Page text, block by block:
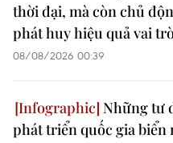
thời đại, mà còn chủ
phát huy hiệu quả vai
08/08/2026 00:39
Những tư
phát triển quốc gia biển